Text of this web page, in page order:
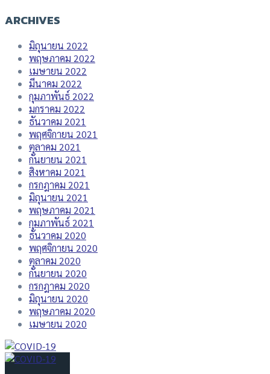
ARCHIVES
มิถุนายน 2022
พฤษภาคม 2022
เมษายน 2022
มีนาคม 2022
กุมภาพันธ์ 2022
มกราคม 2022
ธันวาคม 2021
พฤศจิกายน 2021
ตุลาคม 2021
กันยายน 2021
สิงหาคม 2021
กรกฎาคม 2021
มิถุนายน 2021
พฤษภาคม 2021
กุมภาพันธ์ 2021
ธันวาคม 2020
พฤศจิกายน 2020
ตุลาคม 2020
กันยายน 2020
กรกฎาคม 2020
มิถุนายน 2020
พฤษภาคม 2020
เมษายน 2020